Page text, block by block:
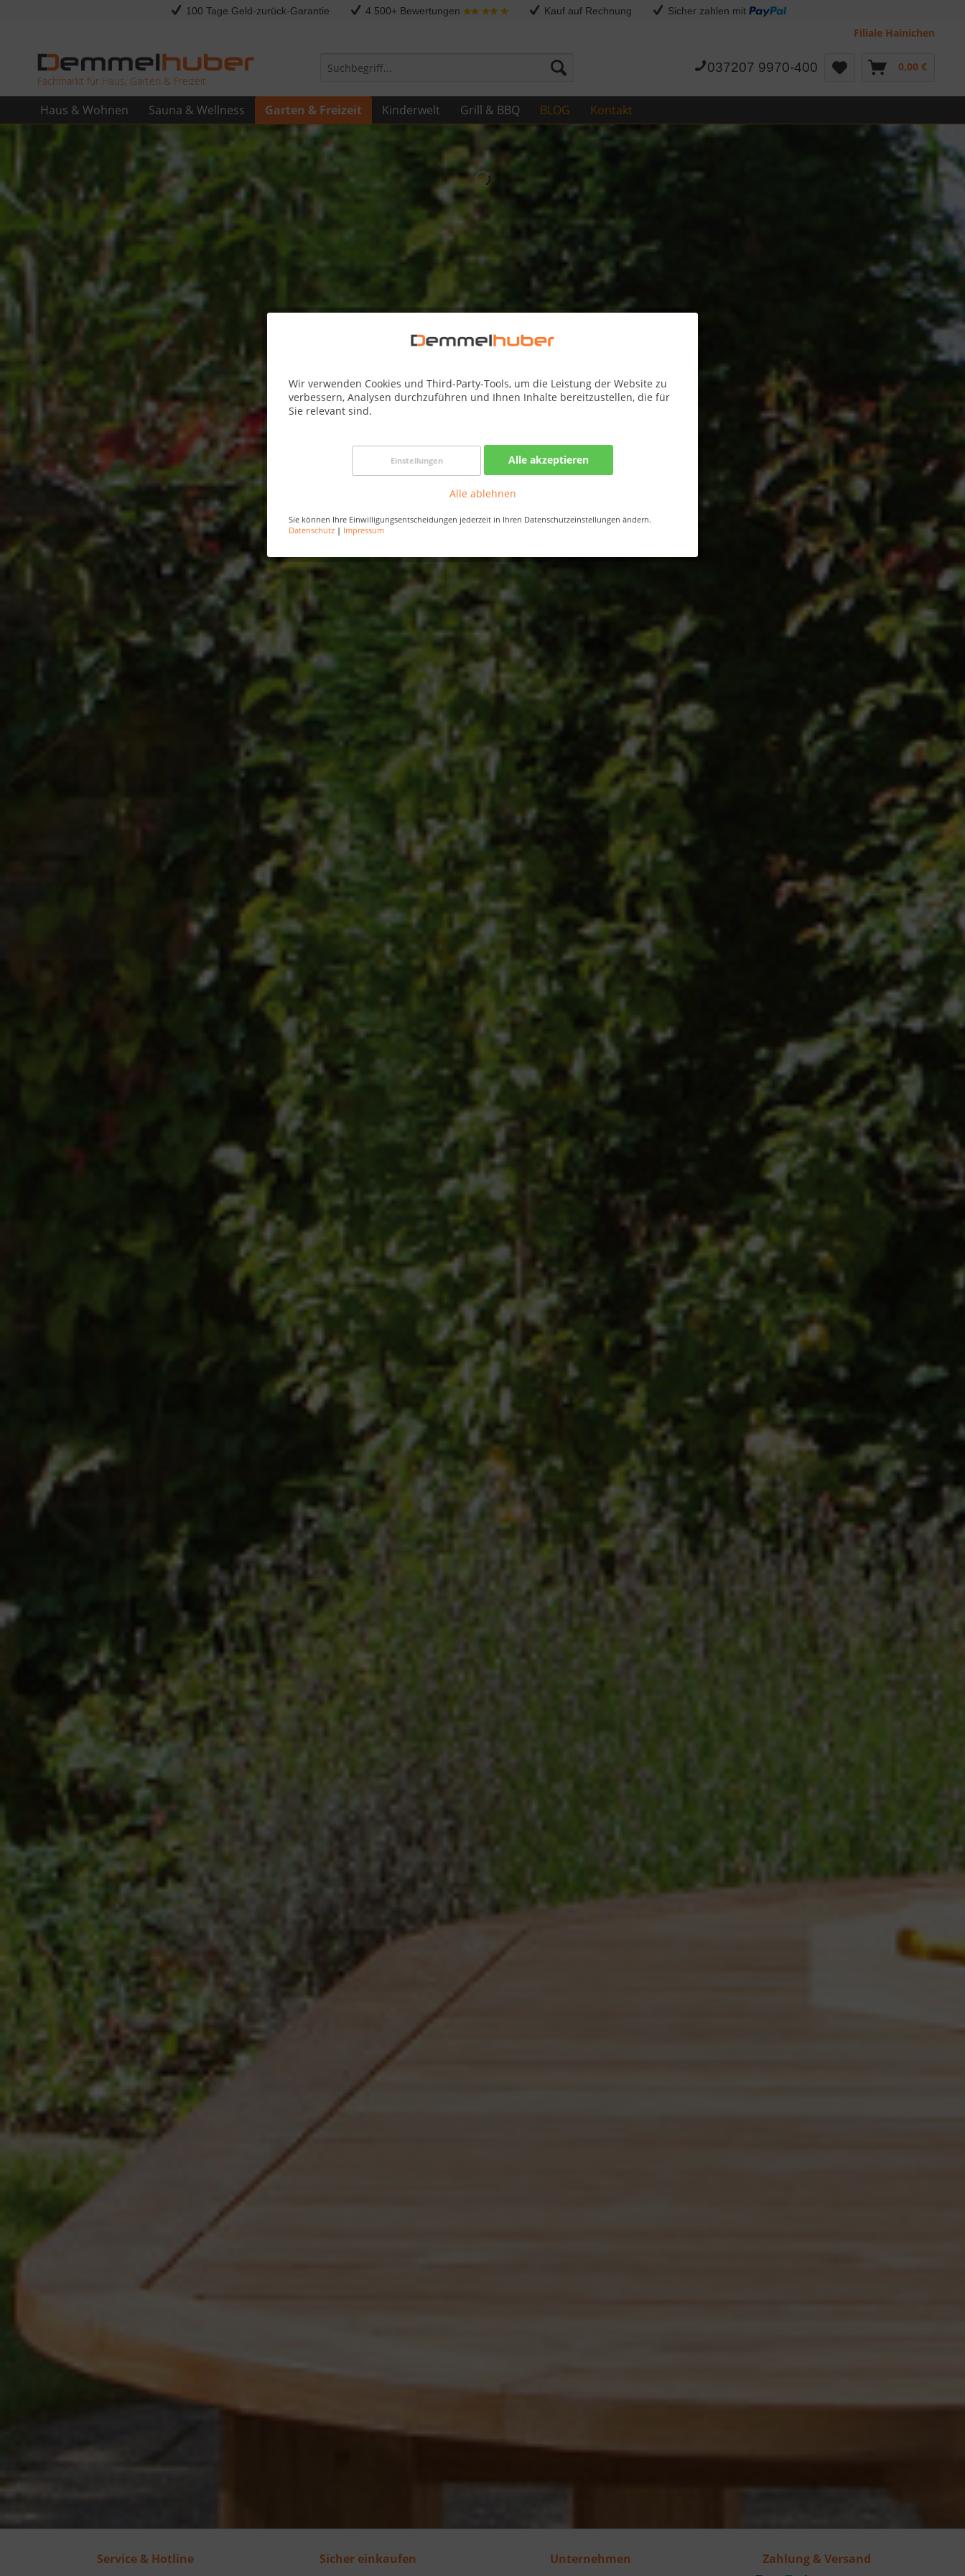
100 Tage Geld-zurück-Garantie 4.500+ Bewertungen Kauf auf Rechnung Sicher zahlen mit
Filiale Hainichen
Fachmarkt für Haus, Garten & Freizeit
037207 9970-400 0,00 €
Haus & Wohnen Sauna & Wellness Garten & Freizeit Kinderwelt Grill & BBQ BLOG Kontakt
Wir verwenden Cookies und Third-Party-Tools, um die Leistung der Website zu
verbessern, Analysen durchzuführen und Ihnen Inhalte bereitzustellen, die für
Sie relevant sind.
Einstellungen Alle akzeptieren
Alle ablehnen
Sie können Ihre Einwilligungsentscheidungen jederzeit in Ihren Datenschutzeinstellungen ändern.
Datenschutz | Impressum
Service & Hotline Sicher einkaufen Unternehmen Zahlung & Versand